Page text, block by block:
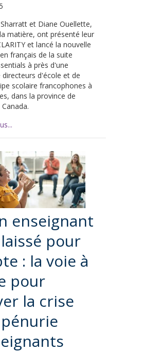
et Diane Ouellette,
matière, ont présenté leur
et lancé la nouvelle
français de la suite
à près d'une
directeurs d'école et de
scolaire francophones à
dans la province de
enseignant
laissé pour
: la voie à
pour
la crise